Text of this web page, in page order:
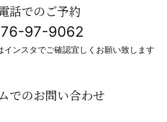
話でのご予約
97-9062
インスタでご確認宜しくお願い致します
でのお問い合わせ